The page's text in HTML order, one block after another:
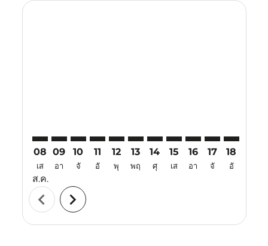
08
เส
ส.ค.
09
อา
10
จั
11
อั
12
พุ
13
พฤ
14
ศุ
15
เส
16
อา
17
จั
18
อั
chevron_left chevron_right